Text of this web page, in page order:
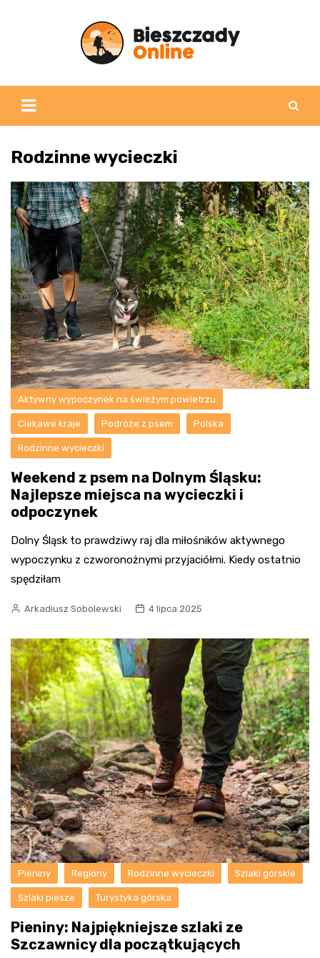
Rodzinne wycieczki
Aktywny wypoczynek na świeżym powietrzu
Ciekawe kraje Podróże z psem Polska
Rodzinne wycieczki
Weekend z psem na Dolnym Śląsku:
Najlepsze miejsca na wycieczki i
odpoczynek
Dolny Śląsk to prawdziwy raj dla miłośników aktywnego
wypoczynku z czworonożnymi przyjaciółmi. Kiedy ostatnio
spędziłam
Arkadiusz Sobolewski 4 lipca 2025
Pieniny Regiony Rodzinne wycieczki Szlaki górskie
Szlaki piesze Turystyka górska
Pieniny: Najpiękniejsze szlaki ze
Szczawnicy dla początkujących